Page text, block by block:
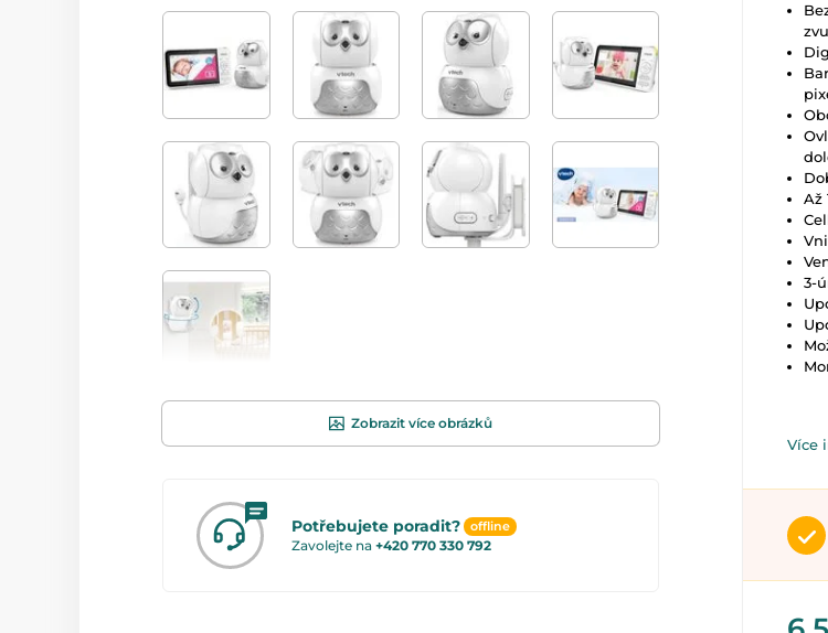
Zobrazit více obrázků
Potřebujete poradit? offline
Zavolejte na +420 770 330 792
Až
3-
Více